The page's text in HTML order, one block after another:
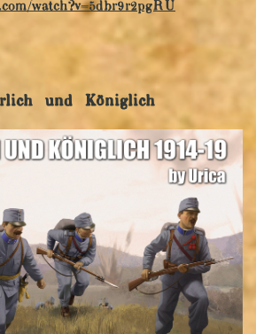
watch?v=5dbr9r2pgRU
und Königlich